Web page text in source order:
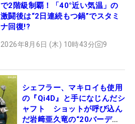
で2階級制覇！「40°近い気温」の
激闘後は“2日連続もつ鍋”でスタミ
ナ回復!?
2026年8月6日 (木) 10時43分 9
シェフラー、マキロイも使用
の『Qi4D』と手になじんだシ
ャフト ショットが呼び込ん
だ岩﨑亜久竜の“20バーデ